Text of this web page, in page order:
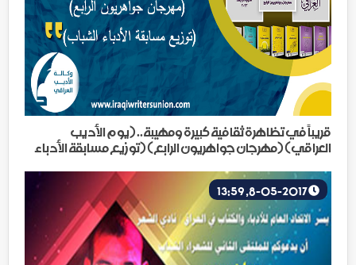
قريباً في تظاهرة ثقافية كبيرة ومهيبة.. (يوم الأديب
العراقي) (مهرجان جواهريون الرابع) (توزيع مسابقة الأدباء